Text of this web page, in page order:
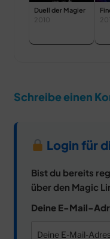
Duell der Magier
2010
Schreibe einen
Login für
Bist du bereits
über den Magic
Deine E-Mail-